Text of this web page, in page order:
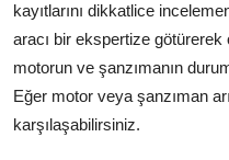
kayıtlarını dikkatlice
aracı bir ekspertize götürerek
motorun ve şanzımanın
Eğer motor veya şanzıman
karşılaşabilirsiniz.